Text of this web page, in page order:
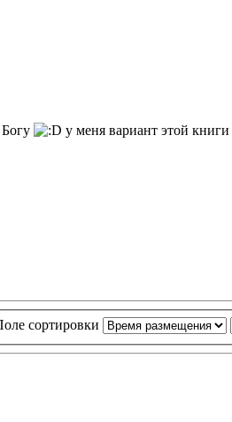
у меня вариант этой
сортировки